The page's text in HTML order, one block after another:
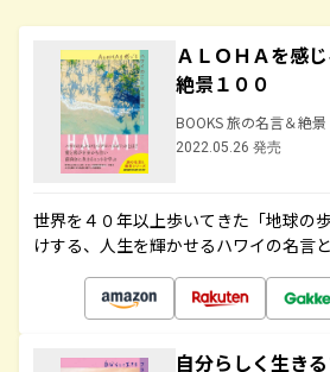
ＡＬＯＨＡを感
絶景１００
BOOKS 旅の名言＆絶景
2022.05.26 発売
世界を４０年以上歩いてきた「地球の
けする、人生を輝かせるハワイの名言
自分らしく生き